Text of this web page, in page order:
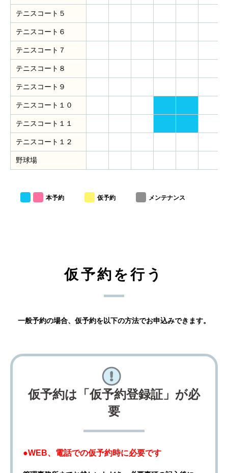
テニスコート５
テニスコート６
テニスコート７
テニスコート８
テニスコート９
テニスコート１０
テニスコート１１
テニスコート１２
野球場
本予約 仮予約 メンテナンス
仮予約を行う
一般予約の場合、仮予約を以下の方法でお申込みできます。
仮予約は「仮予約登録証」が必
要
●WEB、電話での仮予約時に必要です